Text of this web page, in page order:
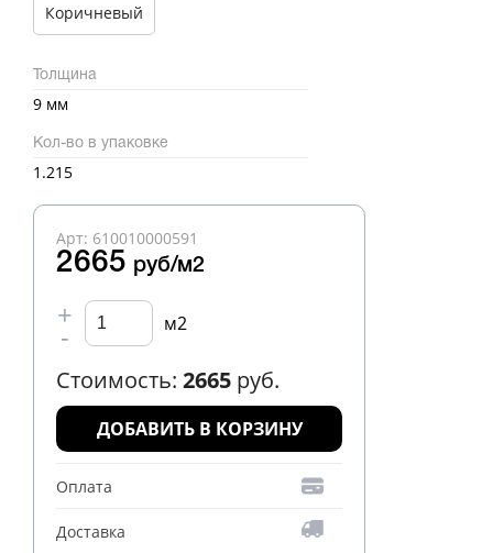
Коричневый
Толщина
9 мм
Кол-во в упаковке
1.215
Арт: 610010000591
2665 руб/м2
+
- м2
Стоимость: 2665 руб.
ДОБАВИТЬ В КОРЗИНУ
Оплата
Доставка